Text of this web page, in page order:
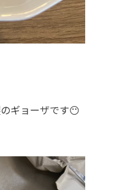
ギョーザです😶